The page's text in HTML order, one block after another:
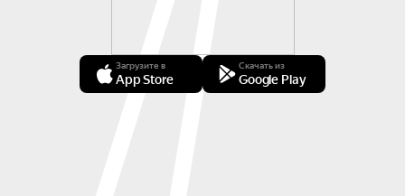
Загрузите в
App Store
Скачать из
Google Play